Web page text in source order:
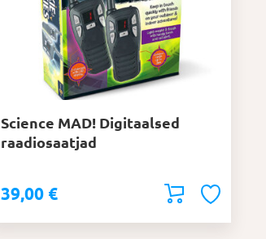
Science MAD! Digitaalsed
raadiosaatjad
39,00 €